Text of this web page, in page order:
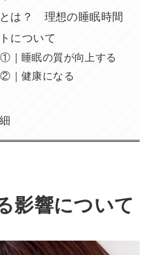
は？ 理想の睡眠時間
について
｜睡眠の質が向上する
｜健康になる
影響について